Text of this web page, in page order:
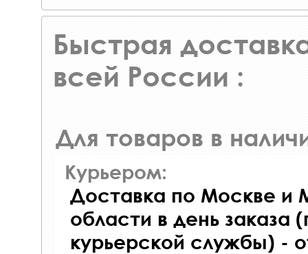
Быстрая
всей России :
Для товаров в
Курьером:
Доставка по Москве и
области в день заказа
курьерской службы) -